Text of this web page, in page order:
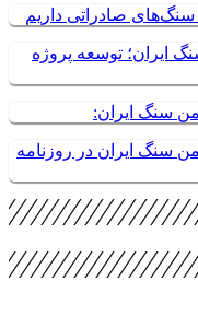
صادراتی داریم
توسعه پروژه
سنگ ایران:
ایران در روزنامه